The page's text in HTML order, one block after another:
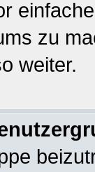
zu
weiter.